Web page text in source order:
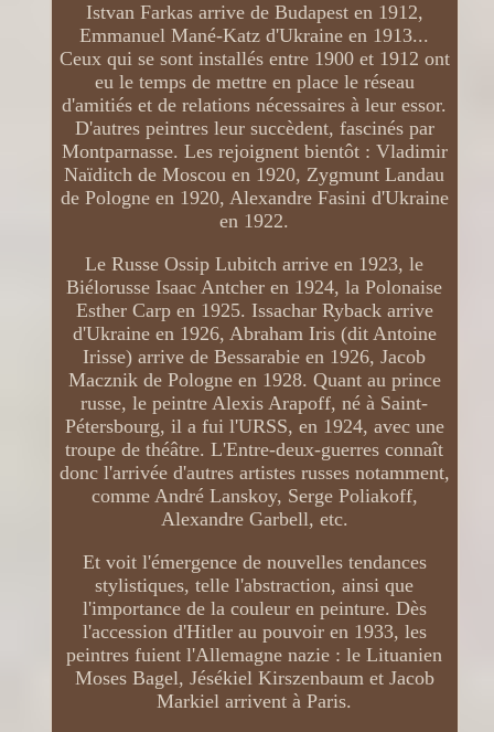
Istvan Farkas arrive de Budapest en 1912,
Emmanuel Mané-Katz d'Ukraine en 1913...
Ceux qui se sont installés entre 1900 et 1912 ont
eu le temps de mettre en place le réseau
d'amitiés et de relations nécessaires à leur essor.
D'autres peintres leur succèdent, fascinés par
Montparnasse. Les rejoignent bientôt : Vladimir
Naïditch de Moscou en 1920, Zygmunt Landau
de Pologne en 1920, Alexandre Fasini d'Ukraine
en 1922.
Le Russe Ossip Lubitch arrive en 1923, le
Biélorusse Isaac Antcher en 1924, la Polonaise
Esther Carp en 1925. Issachar Ryback arrive
d'Ukraine en 1926, Abraham Iris (dit Antoine
Irisse) arrive de Bessarabie en 1926, Jacob
Macznik de Pologne en 1928. Quant au prince
russe, le peintre Alexis Arapoff, né à Saint-
Pétersbourg, il a fui l'URSS, en 1924, avec une
troupe de théâtre. L'Entre-deux-guerres connaît
donc l'arrivée d'autres artistes russes notamment,
comme André Lanskoy, Serge Poliakoff,
Alexandre Garbell, etc.
Et voit l'émergence de nouvelles tendances
stylistiques, telle l'abstraction, ainsi que
l'importance de la couleur en peinture. Dès
l'accession d'Hitler au pouvoir en 1933, les
peintres fuient l'Allemagne nazie : le Lituanien
Moses Bagel, Jésékiel Kirszenbaum et Jacob
Markiel arrivent à Paris.